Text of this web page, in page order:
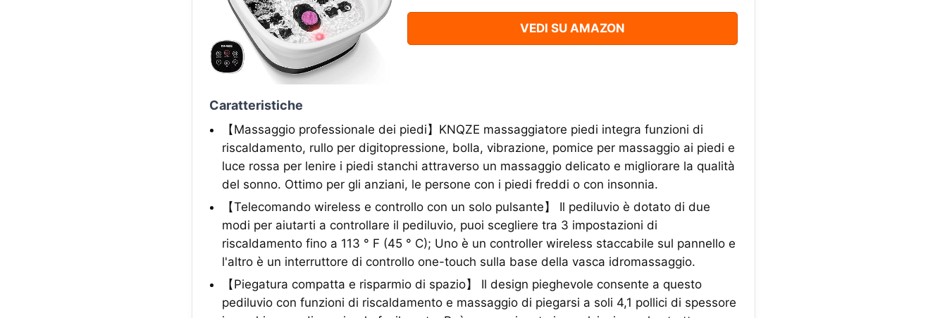
VEDI SU AMAZON
Caratteristiche
【Massaggio professionale dei piedi】KNQZE massaggiatore piedi integra funzioni di
riscaldamento, rullo per digitopressione, bolla, vibrazione, pomice per massaggio ai piedi e
luce rossa per lenire i piedi stanchi attraverso un massaggio delicato e migliorare la qualità
del sonno. Ottimo per gli anziani, le persone con i piedi freddi o con insonnia.
【Telecomando wireless e controllo con un solo pulsante】 Il pediluvio è dotato di due
modi per aiutarti a controllare il pediluvio, puoi scegliere tra 3 impostazioni di
riscaldamento fino a 113 ° F (45 ° C); Uno è un controller wireless staccabile sul pannello e
l'altro è un interruttore di controllo one-touch sulla base della vasca idromassaggio.
【Piegatura compatta e risparmio di spazio】 Il design pieghevole consente a questo
pediluvio con funzioni di riscaldamento e massaggio di piegarsi a soli 4,1 pollici di spessore